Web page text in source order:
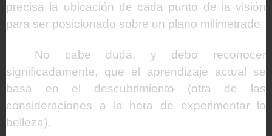
precisa la ubicación de cada punto de la visión
para ser posicionado sobre un plano milimetrado.
No cabe duda, y debo reconocer
significadamente, que el aprendizaje actual se
basa en el descubrimiento (otra de las
consideraciones a la hora de experimentar la
belleza).